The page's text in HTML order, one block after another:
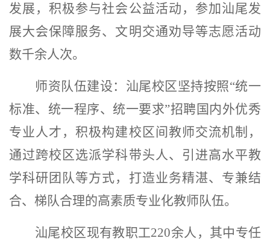
发展，积极参与社会公益活动，参加汕尾发
展大会保障服务、文明交通劝导等志愿活动
数千余人次。
师资队伍建设： 汕尾校区坚持按照“统一
标准、统一程序、统一要求”招聘国内外优秀
专业人才，积极构建校区间教师交流机制，
通过跨校区选派学科带头人、引进高水平教
学科研团队等方式，打造业务精湛、专兼结
合、梯队合理的高素质专业化教师队伍。
汕尾校区现有教职工220余人，其中专任